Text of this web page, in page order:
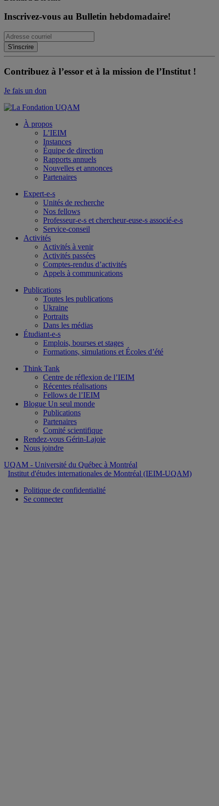
Inscrivez-vous au Bulletin hebdomadaire!
Contribuez à l’essor et à la mission de l’Institut !
Je fais un don
À propos
L’IEIM
Instances
Équipe de direction
Rapports annuels
Nouvelles et annonces
Partenaires
Expert-e-s
Unités de recherche
Nos fellows
Professeur-e-s et chercheur-euse-s associé-e-s
Service-conseil
Activités
Activités à venir
Activités passées
Comptes-rendus d’activités
Appels à communications
Publications
Toutes les publications
Ukraine
Portraits
Dans les médias
Étudiant-e-s
Emplois, bourses et stages
Formations, simulations et Écoles d’été
Think Tank
Centre de réflexion de l’IEIM
Récentes réalisations
Fellows de l’IEIM
Blogue Un seul monde
Publications
Partenaires
Comité scientifique
Rendez-vous Gérin-Lajoie
Nous joindre
UQAM - Université du Québec à Montréal
Institut d'études internationales de Montréal (IEIM-UQAM)
Politique de confidentialité
Se connecter